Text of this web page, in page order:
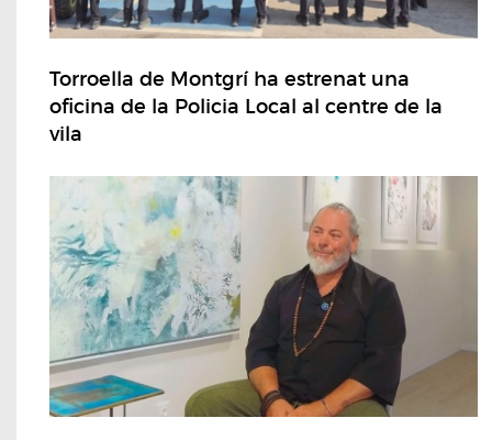
Torroella de Montgrí ha estrenat una
oficina de la Policia Local al centre de la
vila